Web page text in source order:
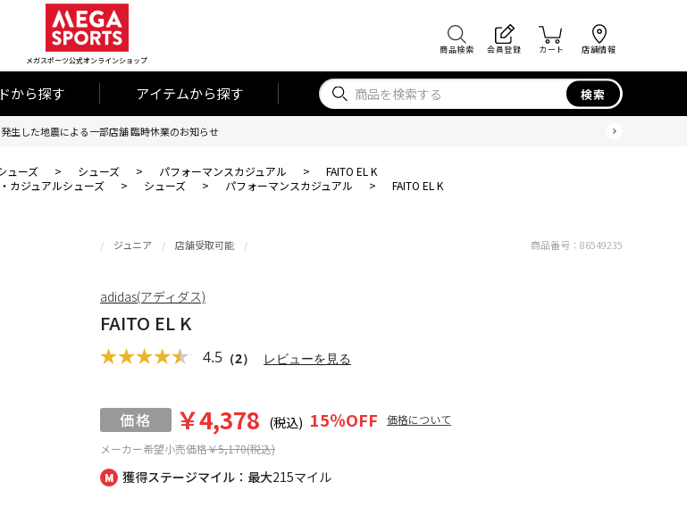
メガスポーツ公式オンラインショップ
商品検索 会員登録 カート 店舗情報
から探す アイテムから探す 検索
生した地震による一部店舗 臨時休業のお知らせ
ューズ > シューズ > パフォーマンスカジュアル >
FAITO EL K
カジュアルシューズ > シューズ > パフォーマンスカジュアル > FAITO EL K
獲得ステージマイル：最大215マイル
ジュニア 店舗受取可能
FAITO EL K
4.5 （2） レビューを見る
メーカー希望小売価格￥5,170(税込)
￥4,378 (税込) 15％OFF 価格について
商品番号： 86549235
adidas(アディダス)